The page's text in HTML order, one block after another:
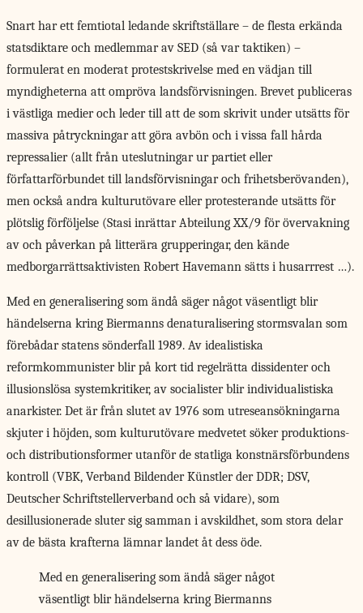
Snart har ett femtiotal ledande skriftställare – de flesta erkända
statsdiktare och medlemmar av SED (så var taktiken) –
formulerat en moderat protestskrivelse med en vädjan till
myndigheterna att ompröva landsförvisningen. Brevet publiceras
i västliga medier och leder till att de som skrivit under utsätts för
massiva påtryckningar att göra avbön och i vissa fall hårda
repre­ssalier (allt från uteslutningar ur partiet eller
författarförbundet till landsförvisningar och frihetsberövanden),
men också andra kulturutövare eller protesterande utsätts för
plötslig förföljelse (Stasi inrättar Abteilung XX/9 för övervakning
av och påverkan på litterära grupperingar, den kände
medborgarrättsaktivisten Robert Havemann sätts i husarrrest …).
Med en generalisering som ändå säger något väsentligt blir
händelserna kring Biermanns denaturalisering stormsvalan som
förebådar statens sönderfall 1989. Av idealistiska
reformkommunister blir på kort tid regelrätta dissidenter och
illusionslösa systemkritiker, av socialister blir individualistiska
anarkister. Det är från slutet av 1976 som utreseansökningarna
skjuter i höjden, som kulturut­övare medvetet söker produktions-
och distributionsformer utanför de statliga konstnärsförbundens
kontroll (VBK, Verband Bildender Künstler der DDR; DSV,
Deutscher Schriftstellerverband och så vidare), som
desillusionerade sluter sig samman i avskildhet, som stora delar
av de bästa krafterna lämnar landet åt dess öde.
Med en generalisering som ändå säger något
väsentligt blir händelserna kring Biermanns